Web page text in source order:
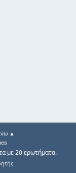
▲
με 20 ερωτήματα.